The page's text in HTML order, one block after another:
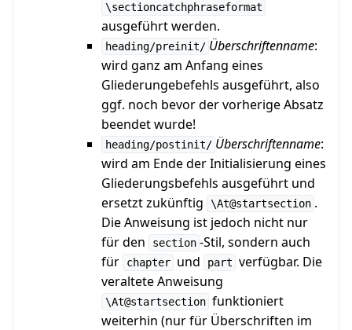
\sectioncatchphraseformat
ausgeführt werden.
heading/preinit/ Überschriftenname:
wird ganz am Anfang eines
Gliederungebefehls ausgeführt, also
ggf. noch bevor der vorherige Absatz
beendet wurde!
heading/postinit/ Überschriftenname:
wird am Ende der Initialisierung eines
Gliederungsbefehls ausgeführt und
ersetzt zukünftig
\At@startsection .
Die Anweisung ist jedoch nicht nur
für den
section -Stil, sondern auch
für
chapter und part verfügbar. Die
veraltete Anweisung
\At@startsection funktioniert
weiterhin (nur für Überschriften im